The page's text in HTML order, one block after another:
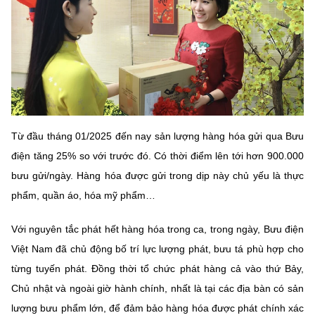
Tiêu chuẩn, đo lường, chất lượng
Năng lượng nguyên tử
Tin tổng hợp
Tin địa phương
Đổi mới sáng tạo
Chuyển đổi số
Bưu chính, Viễn thông
Tiêu chuẩn, đo lường, chất lượng
Năng lượng nguyên tử
THƯ ĐIỆN TỬ
Khác
Videos
Infographic
Ảnh
Voice
Nhiệm vụ trọng tâm
Chọn ngôn ngữ
Vietnamese English
Từ đầu tháng 01/2025 đến nay sản lượng hàng hóa gửi qua Bưu
điện tăng 25% so với trước đó. Có thời điểm lên tới hơn 900.000
bưu gửi/ngày. Hàng hóa được gửi trong dịp này chủ yếu là thực
phẩm, quần áo, hóa mỹ phẩm…
Với nguyên tắc phát hết hàng hóa trong ca, trong ngày, Bưu điện
Việt Nam đã chủ động bố trí lực lượng phát, bưu tá phù hợp cho
từng tuyến phát. Đồng thời tổ chức phát hàng cả vào thứ Bảy,
Chủ nhật và ngoài giờ hành chính, nhất là tại các địa bàn có sản
lượng bưu phẩm lớn, để đảm bảo hàng hóa được phát chính xác